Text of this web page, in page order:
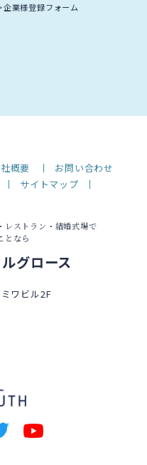
企業様登録フォーム
概要
お問い合わせ
サイトマップ
レストラン・結婚式場で
となら
グロース
ワビル2F